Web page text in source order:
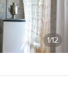
1/12